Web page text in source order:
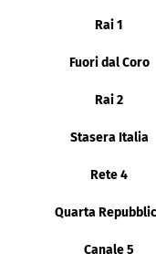
Rai 1
Fuori dal Coro
Rai 2
Stasera Italia
Rete 4
Quarta
Canale 5